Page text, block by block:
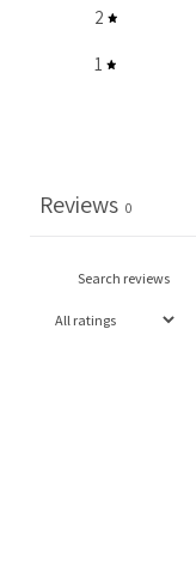
2
1
Reviews 0